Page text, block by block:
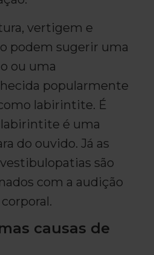
vertigem e
podem sugerir uma
ou uma
popularmente
labirintite. É
é uma
do ouvido. Já as
são
com a audição
causas de